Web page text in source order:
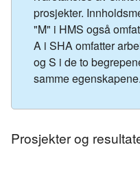
prosjekter.
"M" i HMS også
A i SHA omfatter
og S i de to
samme egenskapene.
Prosjekter og